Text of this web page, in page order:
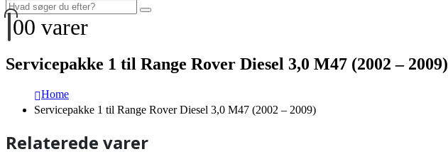
00 varer
Servicepakke 1 til Range Rover Diesel 3,0 M47 (2002 – 2009)
Home
Servicepakke 1 til Range Rover Diesel 3,0 M47 (2002 – 2009)
Relaterede varer